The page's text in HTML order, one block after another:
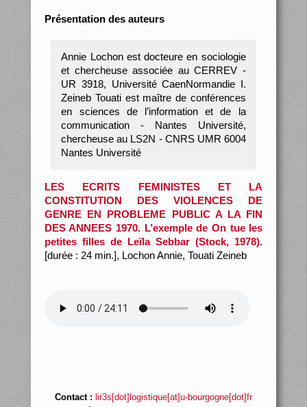
Présentation des auteurs
Annie Lochon est docteure en sociologie
et chercheuse associée au CERREV -
UR 3918, Université CaenNormandie I.
Zeineb Touati est maître de conférences
en sciences de l’information et de la
communication - Nantes Université,
chercheuse au LS2N - CNRS UMR 6004
Nantes Université
LES ECRITS FEMINISTES ET LA
CONSTITUTION DES VIOLENCES DE
GENRE EN PROBLEME PUBLIC A LA FIN
DES ANNEES 1970. L’exemple de On tue les
petites filles de Leïla Sebbar (Stock, 1978).
[durée : 24 min.], Lochon Annie, Touati Zeineb
Contact : lir3s[dot]logistique[at]u-bourgogne[dot]fr